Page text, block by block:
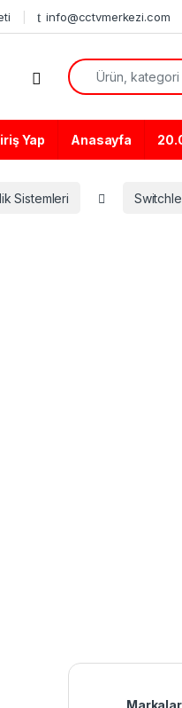
info@cctvmerkezi.com
Search for:
Yap Anasayfa
Sistemleri